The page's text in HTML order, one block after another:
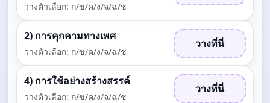
วางตัวเลือก: ก/ข/ค/ง/จ/ฉ/ช
2) การคุกคามทางเพศ
วางตัวเลือก: ก/ข/ค/ง/จ/ฉ/ช
วางที่นี่
4) การใช้อย่างสร้างสรรค์
วางตัวเลือก: ก/ข/ค/ง/จ/ฉ/ช
วางที่นี่